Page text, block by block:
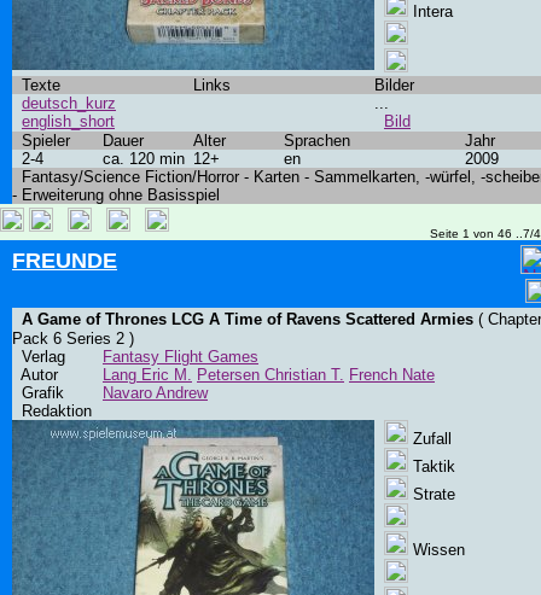
Intera
Texte Links
Bilder
deutsch_kurz
english_short
...
Bild
Spieler
Dauer Alter Sprachen
Jahr
2-4
ca. 120 min 12+ en
2009
Fantasy/Science Fiction/Horror - Karten - Sammelkarten, -würfel, -
- Erweiterung ohne Basisspiel
Seite 1 von 46 ..7/
FREUNDE
A Game of Thrones LCG A Time of Ravens Scattered Armies ( Chapter
Pack 6 Series 2 )
Verlag
Fantasy Flight Games
Autor
Lang Eric M. Petersen Christian T. French Nate
Grafik
Navaro Andrew
Redaktion
Zufall
Taktik
Strate
Wissen